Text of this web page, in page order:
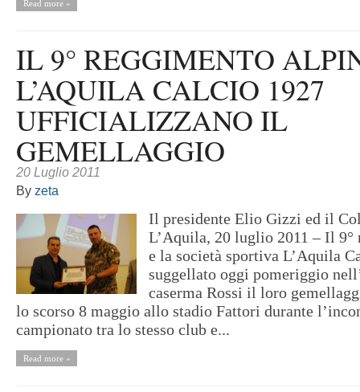
Read more »
IL 9° REGGIMENTO
L’AQUILA CALCIO 1927
UFFICIALIZZANO IL
GEMELLAGGIO
20 Luglio 2011
By zeta
Il presidente Elio Gizzi ed il
L’Aquila, 20 luglio 2011 – Il
e la società sportiva L’Aquila
suggellato oggi pomeriggio
caserma Rossi il loro
lo scorso 8 maggio allo stadio Fattori durante
campionato tra lo stesso club e...
Read more »